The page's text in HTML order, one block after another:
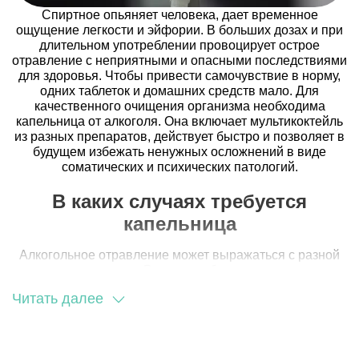
Спиртное опьяняет человека, дает временное
ощущение легкости и эйфории. В больших дозах и при
длительном употреблении провоцирует острое
отравление с неприятными и опасными последствиями
для здоровья. Чтобы привести самочувствие в норму,
одних таблеток и домашних средств мало. Для
качественного очищения организма необходима
капельница от алкоголя. Она включает мультикоктейль
из разных препаратов, действует быстро и позволяет в
будущем избежать ненужных осложнений в виде
соматических и психических патологий.
В каких случаях требуется
капельница
Алкогольное отравление может выражаться с разной
проблемы. Когда обычных средств из домашней
Читать далее